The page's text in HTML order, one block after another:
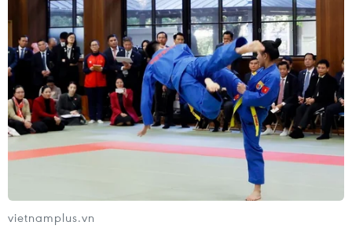
rủi ro với ổn định tài chính
23/04/2023 08:12
Bộ trưởng Tài chính Mỹ nhấn mạnh tới sự quan ngại về
các tổ chức tài chính phi ngân hàng, gồm cả các quỹ
phòng hộ cùng với nguy cơ sụp đổ mang tính hệ thống
từ các công ty tài chính gặp khó khăn.
vietnamplus.vn